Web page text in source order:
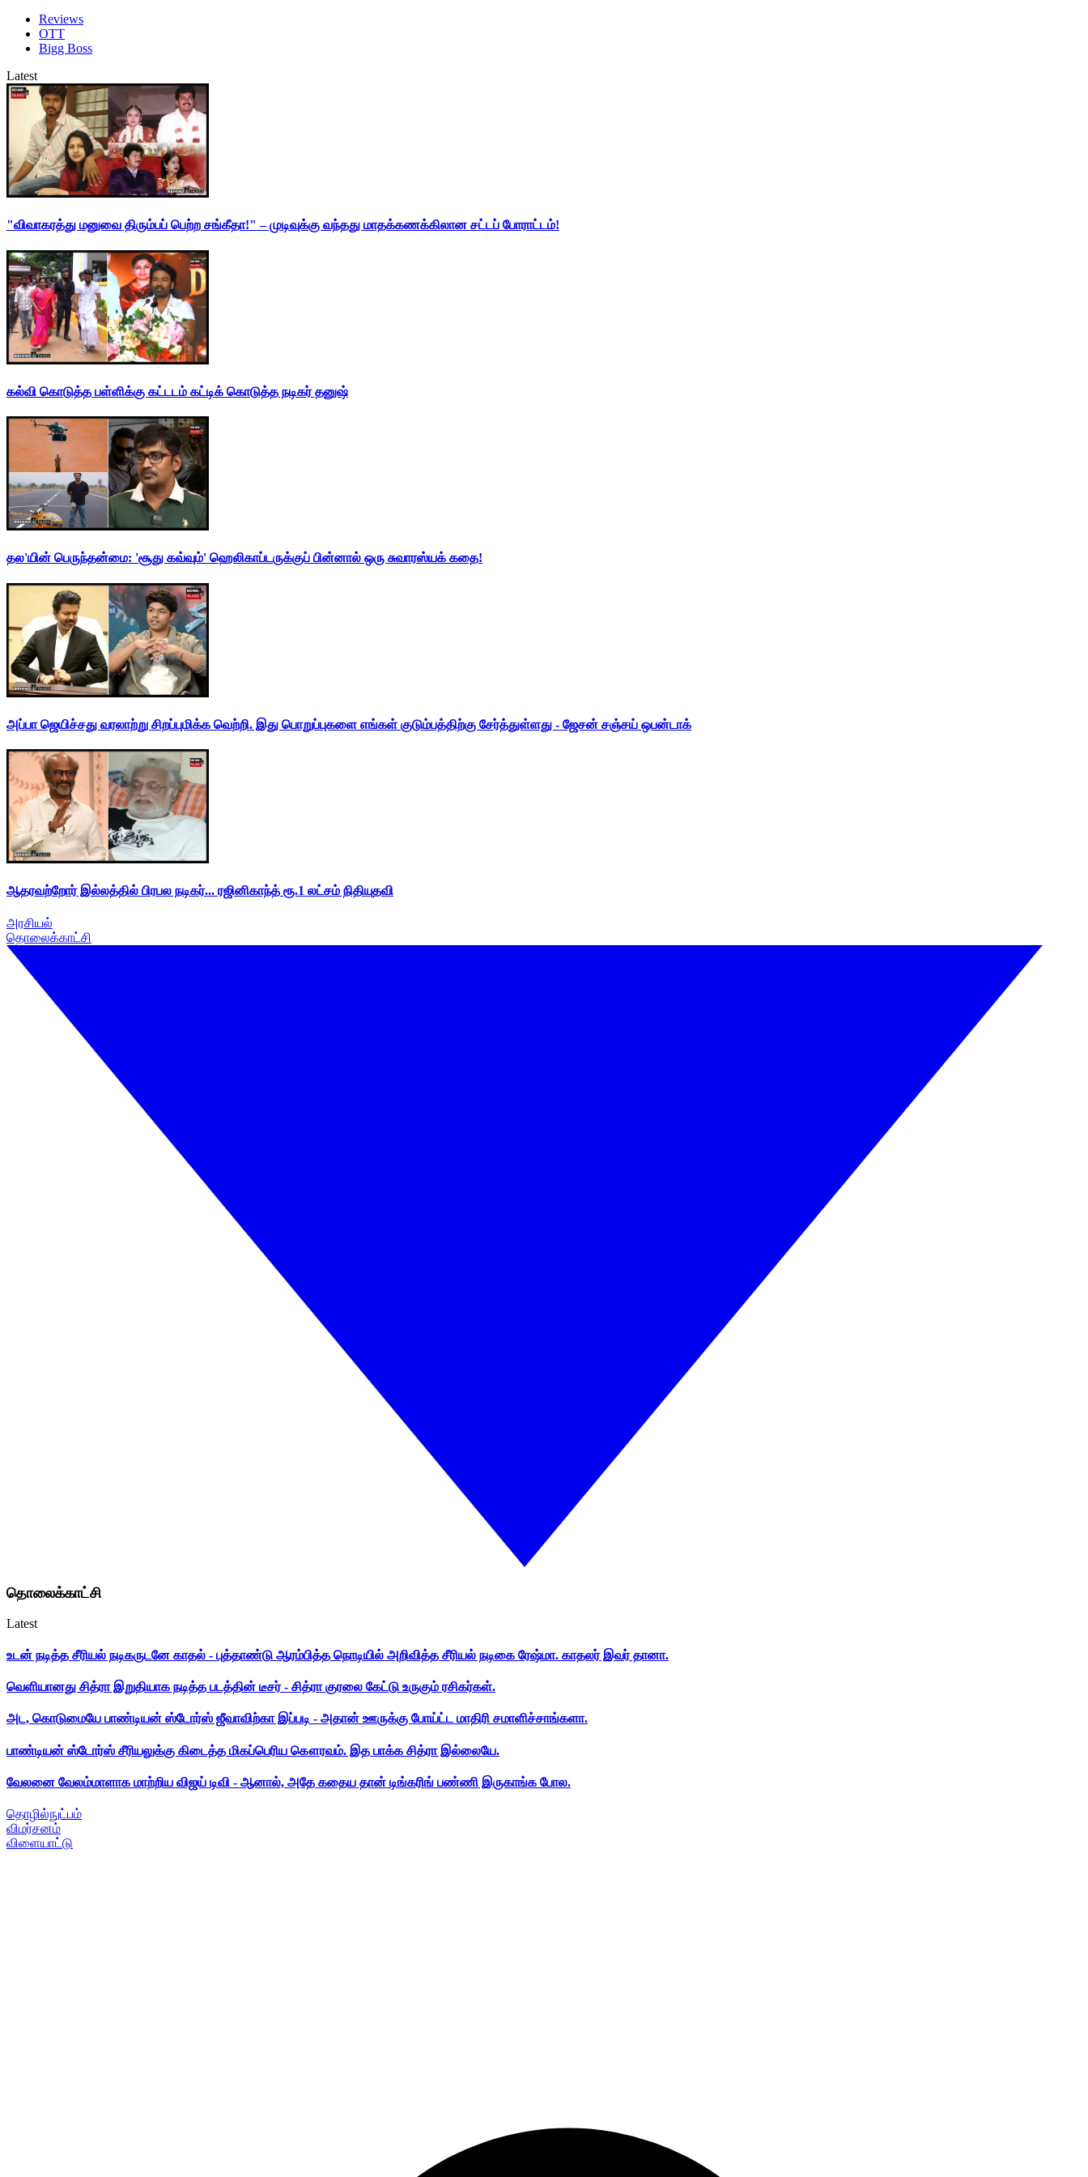
Reviews
OTT
Bigg Boss
Latest
"விவாகரத்து மனுவை திரும்பப் பெற்ற சங்கீதா!" – முடிவுக்கு வந்தது மாதக்கணக்கிலான சட்டப் போராட்டம்!
கல்வி கொடுத்த பள்ளிக்கு கட்டடம் கட்டிக் கொடுத்த நடிகர் தனுஷ்
தல'யின் பெருந்தன்மை: 'சூது கவ்வும்' ஹெலிகாப்டருக்குப் பின்னால் ஒரு சுவாரஸ்யக் கதை!
அப்பா ஜெயிச்சது வரலாற்று சிறப்புமிக்க வெற்றி. இது பொறுப்புகளை எங்கள் குடும்பத்திற்கு சேர்த்துள்ளது - ஜேசன் சஞ்சய் ஒபன்டாக்
ஆதரவற்றோர் இல்லத்தில் பிரபல நடிகர்... ரஜினிகாந்த் ரூ.1 லட்சம் நிதியுதவி
அரசியல்
தொலைக்காட்சி
தொலைக்காட்சி
Latest
உடன் நடித்த சீரியல் நடிகருடனே காதல் - புத்தாண்டு ஆரம்பித்த நொடியில் அறிவித்த சீரியல் நடிகை ரேஷ்மா. காதலர் இவர் தானா.
வெளியானது சித்ரா இறுதியாக நடித்த படத்தின் டீசர் - சித்ரா குரலை கேட்டு உருகும் ரசிகர்கள்.
அட, கொடுமையே பாண்டியன் ஸ்டோர்ஸ் ஜீவாவிற்கா இப்படி - அதான் ஊருக்கு போய்ட்ட மாதிரி சமாளிச்சாங்களா.
பாண்டியன் ஸ்டோர்ஸ் சீரியலுக்கு கிடைத்த மிகப்பெரிய கௌரவம். இத பாக்க சித்ரா இல்லையே.
வேலனை வேலம்மாளாக மாற்றிய விஜய் டிவி - ஆனால், அதே கதைய தான் டிங்கரிங் பண்ணி இருகாங்க போல.
தொழில்நுட்பம்
விமர்சனம்
விளையாட்டு